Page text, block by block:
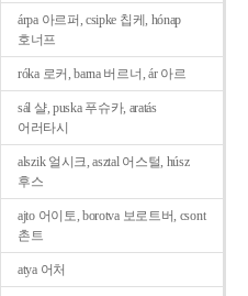
árpa 아르퍼, csipke 칩케, hónap
호너프
róka 로커, barna 버르너, ár 아르
sál 샬, puska 푸슈카, aratás
어러타시
alszik 얼시크, asztal 어스털, húsz
후스
ajto 어이토, borotva 보로트버, csont
촌트
atya 어처